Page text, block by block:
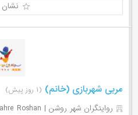
مربی شهربازی (خانم) (۱ روز پیش)
روایتگران شهر روشن | Revayatgaran Shahre Roshan